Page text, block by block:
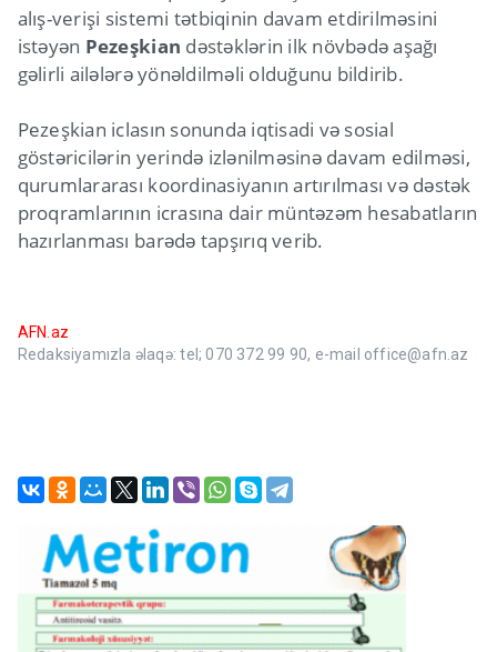
alış-verişi sistemi tətbiqinin davam etdirilməsini
istəyən Pezeşkian dəstəklərin ilk növbədə aşağı
gəlirli ailələrə yönəldilməli olduğunu bildirib.
Pezeşkian iclasın sonunda iqtisadi və sosial
göstəricilərin yerində izlənilməsinə davam edilməsi,
qurumlararası koordinasiyanın artırılması və dəstək
proqramlarının icrasına dair müntəzəm hesabatların
hazırlanması barədə tapşırıq verib.
AFN.az
Redaksiyamızla əlaqə: tel; 070 372 99 90, e-mail office@afn.az